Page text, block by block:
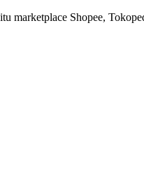
marketplace Shopee,